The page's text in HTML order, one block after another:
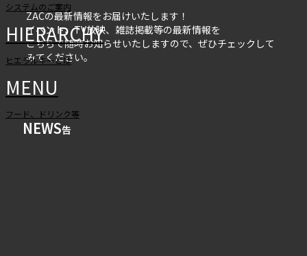
システムのご案内
HIERARCHY
ヒエラルキーとは
MENU
フード、ドリンク等
ZACの最新情報をお届けいたします！
イベント、TV放映、雑誌掲載等の最新情報を
こちらで随時お知らせいたしますので、ぜひチェックして
みてください。
NEWS告